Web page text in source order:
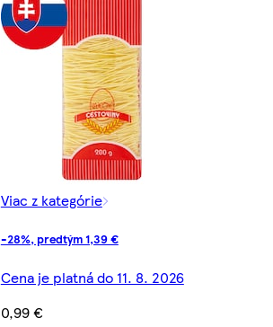
Viac z kategórie
-28%, predtým 1,39 €
Cena je platná do 11. 8. 2026
0,99 €